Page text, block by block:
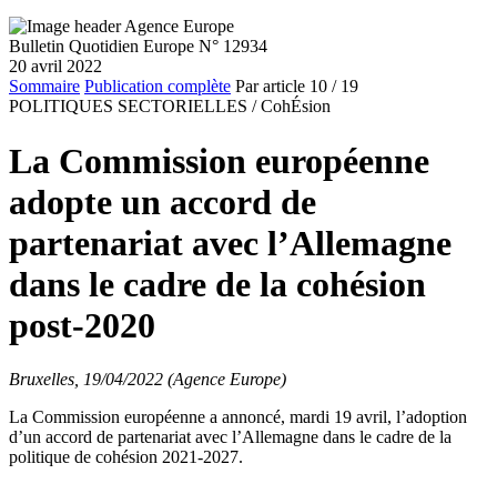
Bulletin Quotidien Europe N° 12934
20 avril 2022
Sommaire Publication complète Par article 10 / 19
POLITIQUES SECTORIELLES / CohÉsion
La Commission européenne
adopte un accord de
partenariat avec l’Allemagne
dans le cadre de la cohésion
post-2020
Bruxelles, 19/04/2022 (Agence Europe)
La Commission européenne a annoncé, mardi 19 avril, l’adoption
d’un accord de partenariat avec l’Allemagne dans le cadre de la
politique de cohésion 2021-2027.